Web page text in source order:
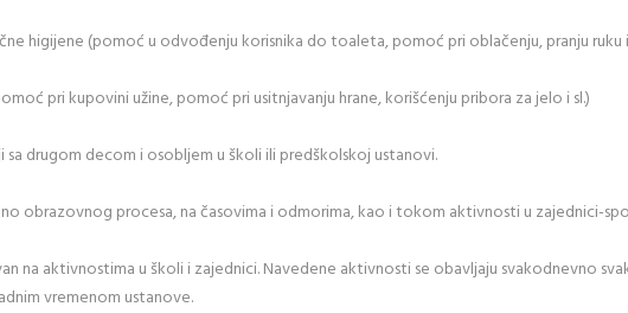
higijene (pomoć u odvođenju korisnika do toaleta, pomoć pri oblačenju, pranju ruku i
pri kupovini užine, pomoć pri usitnjavanju hrane, korišćenju pribora za jelo i sl.)
sa drugom decom i osobljem u školi ili predškolskoj ustanovi.
obrazovnog procesa, na časovima i odmorima, kao i tokom aktivnosti u zajednici-
na aktivnostima u školi i zajednici. Navedene aktivnosti se obavljaju svakodnevno
vremenom ustanove.